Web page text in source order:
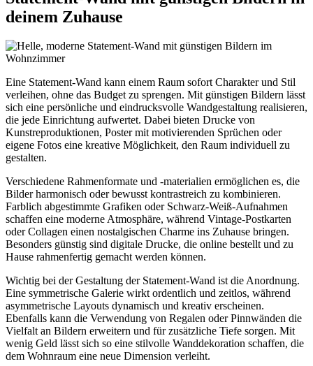
deinem Zuhause
Eine Statement-Wand kann einem Raum sofort Charakter und Stil
verleihen, ohne das Budget zu sprengen. Mit günstigen Bildern lässt
sich eine persönliche und eindrucksvolle Wandgestaltung realisieren,
die jede Einrichtung aufwertet. Dabei bieten Drucke von
Kunstreproduktionen, Poster mit motivierenden Sprüchen oder
eigene Fotos eine kreative Möglichkeit, den Raum individuell zu
gestalten.
Verschiedene Rahmenformate und -materialien ermöglichen es, die
Bilder harmonisch oder bewusst kontrastreich zu kombinieren.
Farblich abgestimmte Grafiken oder Schwarz-Weiß-Aufnahmen
schaffen eine moderne Atmosphäre, während Vintage-Postkarten
oder Collagen einen nostalgischen Charme ins Zuhause bringen.
Besonders günstig sind digitale Drucke, die online bestellt und zu
Hause rahmenfertig gemacht werden können.
Wichtig bei der Gestaltung der Statement-Wand ist die Anordnung.
Eine symmetrische Galerie wirkt ordentlich und zeitlos, während
asymmetrische Layouts dynamisch und kreativ erscheinen.
Ebenfalls kann die Verwendung von Regalen oder Pinnwänden die
Vielfalt an Bildern erweitern und für zusätzliche Tiefe sorgen. Mit
wenig Geld lässt sich so eine stilvolle Wanddekoration schaffen, die
dem Wohnraum eine neue Dimension verleiht.